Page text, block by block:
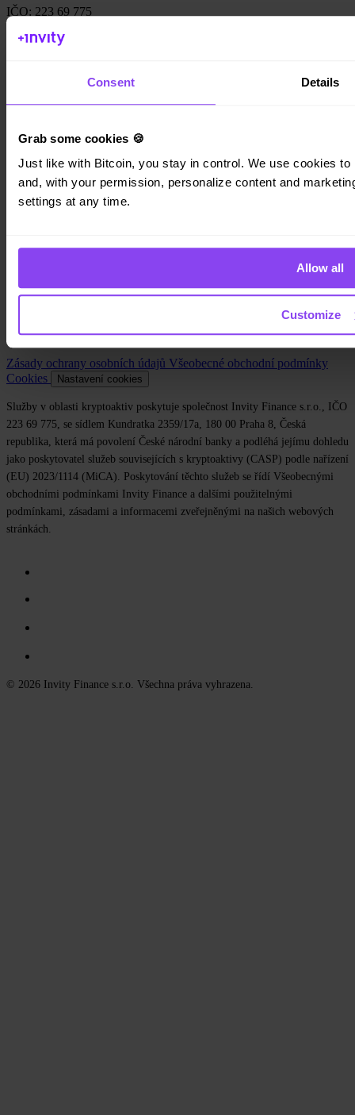
Consent Details
Grab some cookies 🍪
Just like with Bitcoin, you stay in control. We use cookies
and, with your permission, personalize content and
settings at any time.
Allow all
Customize
IČO: 223 69 775
Firemní účty
Cash Out
Turbo Nákup
Vydělejte Bitcoin
Private
O nás
Média
Kontakt
Zásady ochrany osobních údajů Všeobecné obchodní podmínky
Cookies
Nastavení cookies
Služby v oblasti kryptoaktiv poskytuje společnost Invity Finance s.r.o., IČO
223 69 775, se sídlem Kundratka 2359/17a, 180 00 Praha 8, Česká
republika, která má povolení České národní banky a podléhá jejímu dohledu
jako poskytovatel služeb souvisejících s kryptoaktivy (CASP) podle nařízení
(EU) 2023/1114 (MiCA). Poskytování těchto služeb se řídí Všeobecnými
obchodními podmínkami Invity Finance a dalšími použitelnými
podmínkami, zásadami a informacemi zveřejněnými na našich webových
stránkách.
© 2026 Invity Finance s.r.o. Všechna práva vyhrazena.